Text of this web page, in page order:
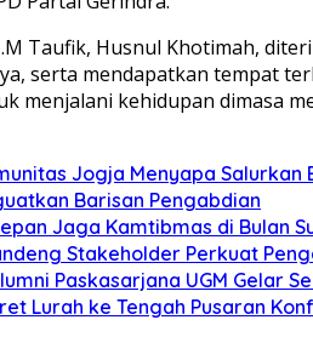
Taufik, Husnul Khotimah,
serta mendapatkan tempat
menjalani kehidupan dimasa
Jogja Menyapa
Barisan Pengabdian
Jaga Kamtibmas di Bulan
Stakeholder Perkuat
Paskasarjana UGM Gelar
Lurah ke Tengah Pusaran